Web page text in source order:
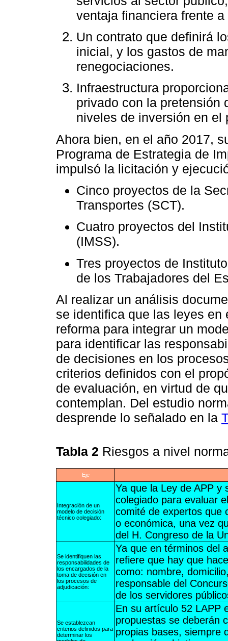
ventaja financiera frente
Un contrato que definirá
inicial, y los gastos de
renegociaciones.
Infraestructura
privado con la pretensión
niveles de inversión en el
Ahora bien, en el año 2017,
Programa de Estrategia de
impulsó la licitación y
Cinco proyectos de la
Transportes (SCT).
Cuatro proyectos del
(IMSS).
Tres proyectos de
de los Trabajadores del
Al realizar un análisis
se identifica que las leyes en
reforma para integrar un
para identificar las
de decisiones en los
criterios definidos con el
de evaluación, en virtud de
contemplan. Del estudio
desprende lo señalado en la
Tabla 2 Riesgos a nivel
Eje
Integración de un
modelo de decisión
técnico colegiado:
Ya que la Ley de APP y
colegiado para evaluar
comité de expertos que
o económica, una vez
del H. Congreso de la
Se identifiquen las
responsabilidades de
los encargados de la
toma de decisión en
los procesos de
adjudicación:
Ya que en términos del
refiere que hay que
como: nombre,
responsable del
de los servidores
Se establezcan
criterios definidos para
determinar los
En su artículo 52 LAPP
propuestas se deberán
propias bases, siempre